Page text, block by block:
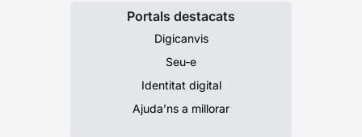
Portals destacats
Digicanvis
Seu-e
Identitat digital
Ajuda’ns a millorar